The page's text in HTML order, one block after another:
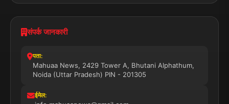
संपर्क जानकारी
पता:
Mahuaa News, 2429 Tower A, Bhutani Alphathum,
Noida (Uttar Pradesh) PIN - 201305
ईमेल: